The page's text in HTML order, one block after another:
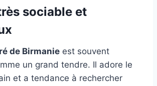
sociable et
de Birmanie est souvent
un grand tendre. Il adore le
et a tendance à rechercher